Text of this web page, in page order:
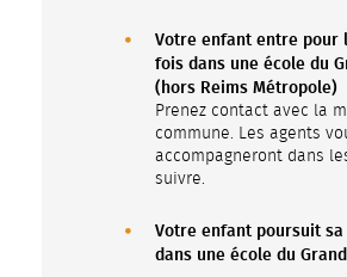
Votre enfant entre pour
fois dans une école du
(hors Reims Métropole)
Prenez contact avec la
commune. Les agents
accompagneront dans
suivre.
Votre enfant poursuit
dans une école du